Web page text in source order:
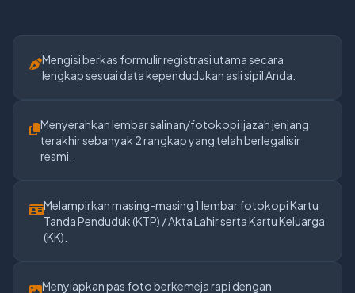
Mengisi berkas formulir registrasi utama secara
lengkap sesuai data kependudukan asli sipil Anda.
Menyerahkan lembar salinan/fotokopi ijazah jenjang
terakhir sebanyak 2 rangkap yang telah berlegalisir
resmi.
Melampirkan masing-masing 1 lembar fotokopi Kartu
Tanda Penduduk (KTP) / Akta Lahir serta Kartu Keluarga
(KK).
Menyiapkan pas foto berkemeja rapi dengan